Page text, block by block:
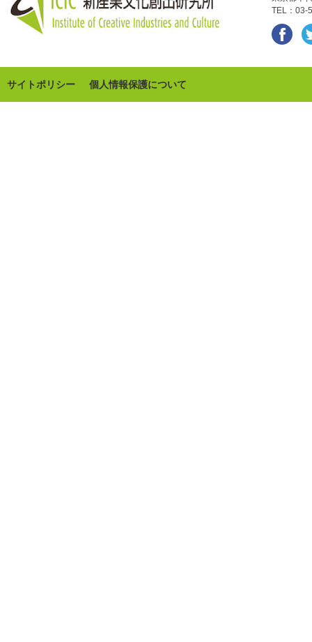
TEL：
サイトポリシー 個人情報保護について